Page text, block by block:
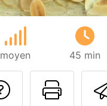
moyen 45 min
Poser